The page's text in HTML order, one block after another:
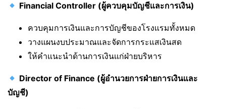
Financial Controller (ผู้ควบคุมบัญชีและการเงิน)
ควบคุมการเงินและการบัญชีของโรงแรมทั้งหมด
วางแผนงบประมาณและจัดการกระแสเงินสด
ให้คำแนะนำด้านการเงินแก่ฝ่ายบริหาร
Director of Finance (ผู้อำนวยการฝ่ายการเงินและ
บัญชี)